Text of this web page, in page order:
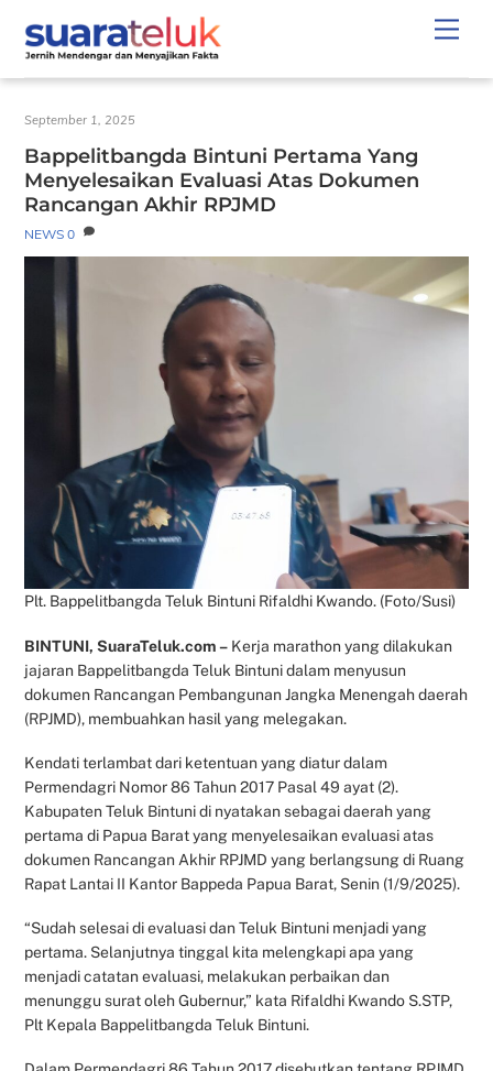
content
September 1, 2025
Bappelitbangda Bintuni Pertama Yang
Menyelesaikan Evaluasi Atas Dokumen
Rancangan Akhir RPJMD
NEWS 0
Plt. Bappelitbangda Teluk Bintuni Rifaldhi Kwando. (Foto/Susi)
BINTUNI, SuaraTeluk.com – Kerja marathon yang dilakukan
jajaran Bappelitbangda Teluk Bintuni dalam menyusun
dokumen Rancangan Pembangunan Jangka Menengah daerah
(RPJMD), membuahkan hasil yang melegakan.
Kendati terlambat dari ketentuan yang diatur dalam
Permendagri Nomor 86 Tahun 2017 Pasal 49 ayat (2).
Kabupaten Teluk Bintuni di nyatakan sebagai daerah yang
pertama di Papua Barat yang menyelesaikan evaluasi atas
dokumen Rancangan Akhir RPJMD yang berlangsung di Ruang
Rapat Lantai II Kantor Bappeda Papua Barat, Senin (1/9/2025).
“Sudah selesai di evaluasi dan Teluk Bintuni menjadi yang
pertama. Selanjutnya tinggal kita melengkapi apa yang
menjadi catatan evaluasi, melakukan perbaikan dan
menunggu surat oleh Gubernur,” kata Rifaldhi Kwando S.STP,
Plt Kepala Bappelitbangda Teluk Bintuni.